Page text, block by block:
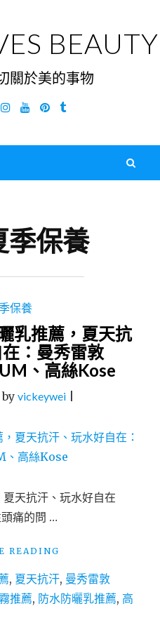
BEAUTY
關於美的事物
InstagramYouTubePinterest
Tumblr
季保養
保養
乳推薦，夏天抗
：曼秀雷敦
、高絲Kose
by vickeywei|
夏天抗汗、玩水好自在
痛的問 …
READING
新
防
, 夏天抗汗, 曼秀雷敦
推薦, 防水防曬乳推薦, 高